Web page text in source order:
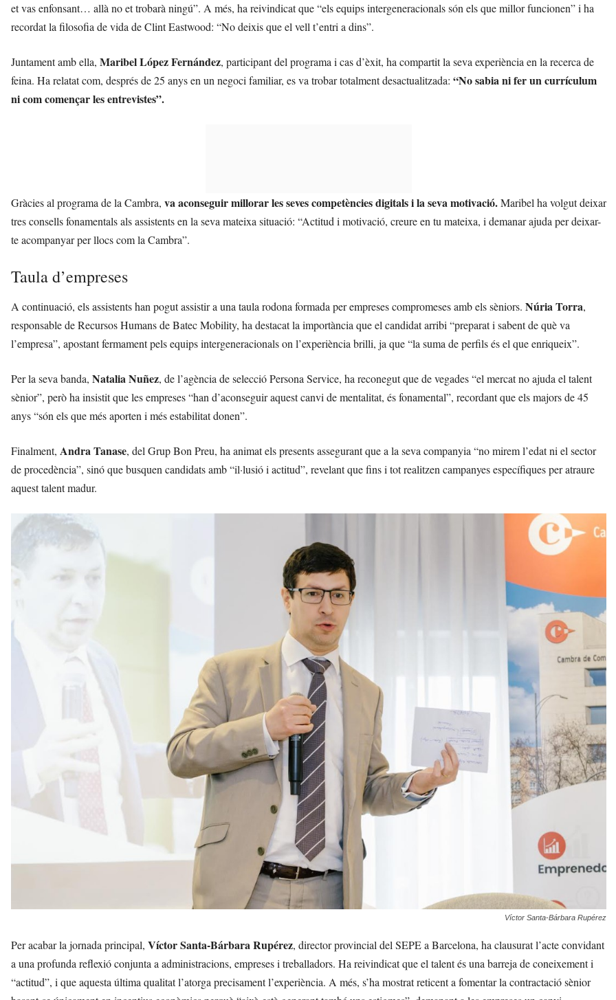
et vas enfonsant… allà no et trobarà ningú”. A més, ha reivindicat que “els equips intergeneracionals són els que millor funcionen” i ha
recordat la filosofia de vida de Clint Eastwood: “No deixis que el vell t’entri a dins”.
Juntament amb ella, Maribel López Fernández, participant del programa i cas d’èxit, ha compartit la seva experiència en la recerca de
feina. Ha relatat com, després de 25 anys en un negoci familiar, es va trobar totalment desactualitzada: “No sabia ni fer un currículum
ni com començar les entrevistes”.
Gràcies al programa de la Cambra, va aconseguir millorar les seves competències digitals i la seva motivació.Maribel ha volgut deixar
tres consells fonamentals als assistents en la seva mateixa situació: “Actitud i motivació, creure en tu mateixa, i demanar ajuda per deixar-
te acompanyar per llocs com la Cambra”.
Taula d’empreses
A continuació, els assistents han pogut assistir a una taula rodona formada per empreses compromeses amb els sèniors. Núria Torra,
responsable de Recursos Humans de Batec Mobility, ha destacat la importància que el candidat arribi “preparat i sabent de què va
l’empresa”, apostant fermament pels equips intergeneracionals on l’experiència brilli, ja que “la suma de perfils és el que enriqueix”.
Per la seva banda, Natalia Nuñez, de l’agència de selecció Persona Service, ha reconegut que de vegades “el mercat no ajuda el talent
sènior”, però ha insistit que les empreses “han d’aconseguir aquest canvi de mentalitat, és fonamental”, recordant que els majors de 45
anys “són els que més aporten i més estabilitat donen”.
Finalment, Andra Tanase, del Grup Bon Preu, ha animat els presents assegurant que a la seva companyia “no mirem l’edat ni el sector
de procedència”, sinó que busquen candidats amb “il·lusió i actitud”, revelant que fins i tot realitzen campanyes específiques per atraure
aquest talent madur.
Víctor Santa-Bárbara Rupérez
Per acabar la jornada principal, Víctor Santa-Bárbara Rupérez, director provincial del SEPE a Barcelona, ha clausurat l’acte convidant
a una profunda reflexió conjunta a administracions, empreses i treballadors. Ha reivindicat que el talent és una barreja de coneixement i
“actitud”, i que aquesta última qualitat l’atorga precisament l’experiència. A més, s’ha mostrat reticent a fomentar la contractació sènior